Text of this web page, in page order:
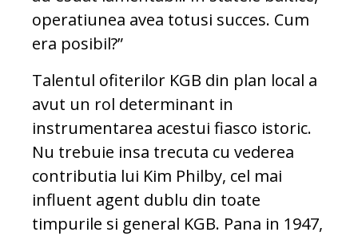
operatiunea avea totusi succes. Cum
era posibil?”
Talentul ofiterilor KGB din plan local a
avut un rol determinant in
instrumentarea acestui fiasco istoric.
Nu trebuie insa trecuta cu vederea
contributia lui Kim Philby, cel mai
influent agent dublu din toate
timpurile si general KGB. Pana in 1947,